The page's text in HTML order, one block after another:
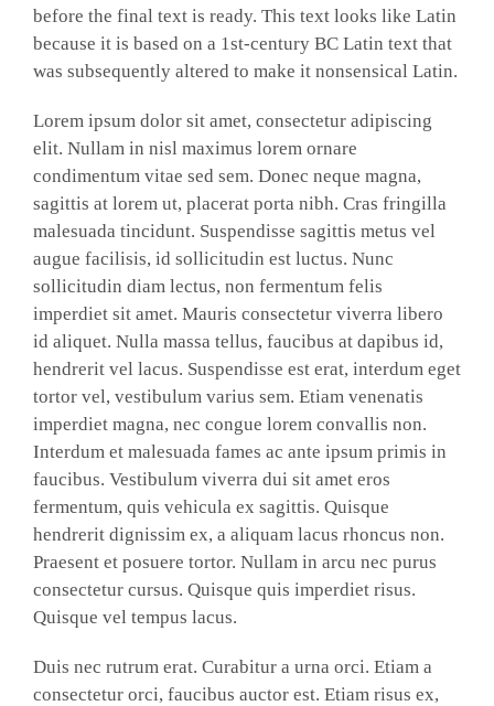
before the final text is ready. This text looks like Latin
because it is based on a 1st-century BC Latin text that
was subsequently altered to make it nonsensical Latin.
Lorem ipsum dolor sit amet, consectetur adipiscing
elit. Nullam in nisl maximus lorem ornare
condimentum vitae sed sem. Donec neque magna,
sagittis at lorem ut, placerat porta nibh. Cras fringilla
malesuada tincidunt. Suspendisse sagittis metus vel
augue facilisis, id sollicitudin est luctus. Nunc
sollicitudin diam lectus, non fermentum felis
imperdiet sit amet. Mauris consectetur viverra libero
id aliquet. Nulla massa tellus, faucibus at dapibus id,
hendrerit vel lacus. Suspendisse est erat, interdum eget
tortor vel, vestibulum varius sem. Etiam venenatis
imperdiet magna, nec congue lorem convallis non.
Interdum et malesuada fames ac ante ipsum primis in
faucibus. Vestibulum viverra dui sit amet eros
fermentum, quis vehicula ex sagittis. Quisque
hendrerit dignissim ex, a aliquam lacus rhoncus non.
Praesent et posuere tortor. Nullam in arcu nec purus
consectetur cursus. Quisque quis imperdiet risus.
Quisque vel tempus lacus.
Duis nec rutrum erat. Curabitur a urna orci. Etiam a
consectetur orci, faucibus auctor est. Etiam risus ex,